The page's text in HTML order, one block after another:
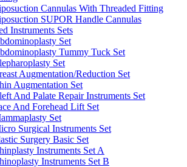
Cannulas With Threaded Fitting
SUPOR Handle Cannulas
Instruments Sets
Set
Tummy Tuck Set
Set
Augmentation/Reduction Set
Augmentation Set
And Palate Repair Instruments Set
And Forehead Lift Set
Set
Surgical Instruments Set
Surgery Basic Set
Instruments Set A
Instruments Set B